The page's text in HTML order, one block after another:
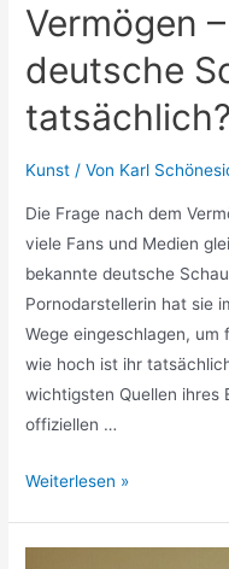
Vermögen
deutsche
tatsächlich?
Kunst / Von Karl
Die Frage nach dem
viele Fans und Medien
bekannte deutsche
Pornodarstellerin hat sie
Wege eingeschlagen, um
wie hoch ist ihr
wichtigsten Quellen ihres
offiziellen …
Michaela
Weiterlesen »